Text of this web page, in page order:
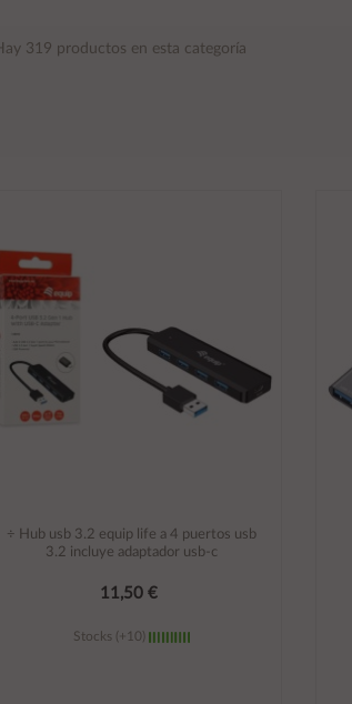
Hay 319 productos en esta categoría
÷ Hub usb 3.2 equip life a 4 puertos usb
3.2 incluye adaptador usb-c
11,50 €
Stocks (+10)